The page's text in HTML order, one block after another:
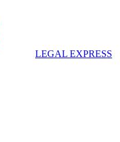
LEGAL EXPRESS